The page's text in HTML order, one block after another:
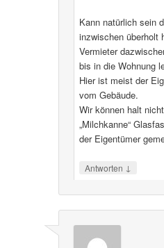
Kann natürlich sein
inzwischen überholt
Vermieter
bis in die Wohnung
Hier ist meist der
vom Gebäude.
Wir können halt
„Milchkanne“
der Eigentümer
Antworten ↓